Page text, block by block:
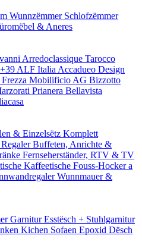
Wunnzëmmer Schlofzëmmer
& Aneres
Arredoclassique Tarocco
ALF Italia Accadueo Design
Frezza Mobilificio AG Bizzotto
Prianera Bellavista
& Einzelsëtz Komplett
Buffeten, Anrichte &
Fernseherständer, RTV & TV
Kaffeetische Fouss-Hocker a
Wunnmauer &
GarniturEsstësch + Stuhlgarnitur
Kichen Sofaen Epoxid Dësch